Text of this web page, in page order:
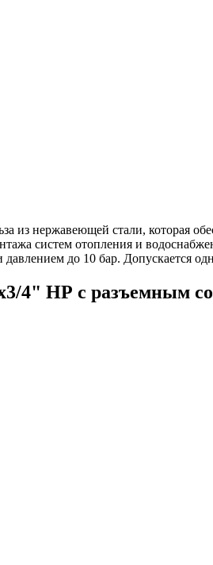
нержавеющей стали, которая
систем отопления и
до 10 бар. Допускается
4" НР с разъемным